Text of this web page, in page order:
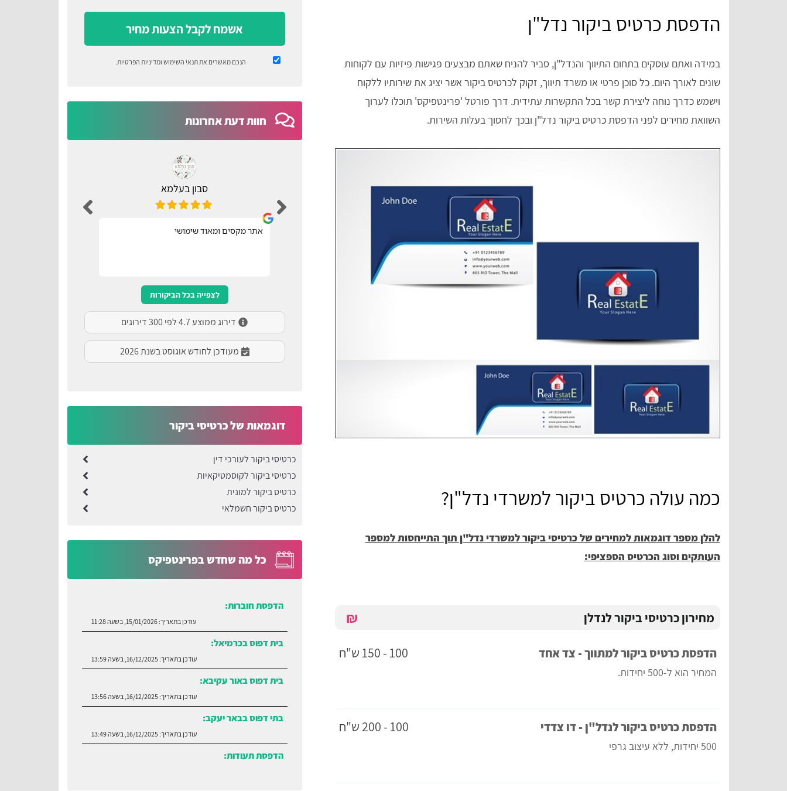
הדפסת כרטיס ביקור נדל"ן
במידה ואתם עוסקים בתחום התיווך והנדל"ן, סביר להניח שאתם מבצעים פגישות פיזיות עם לקוחות
שונים לאורך היום. כל סוכן פרטי או משרד תיווך, זקוק לכרטיס ביקור אשר יציג את שירותיו ללקוח
וישמש כדרך נוחה ליצירת קשר בכל התקשרות עתידית. דרך פורטל 'פרינטפיקס' תוכלו לערוך
השוואת מחירים לפני הדפסת כרטיס ביקור נדל"ן ובכך לחסוך בעלות השירות.
כמה עולה כרטיס ביקור למשרדי נדל"ן?
להלן מספר דוגמאות למחירים של כרטיסי ביקור למשרדי נדל"ן תוך התייחסות למספר
העותקים וסוג הכרטיס הספציפי:
₪ מחירון כרטיסי ביקור לנדלן
הדפסת כרטיס ביקור למתווך - צד אחד
המחיר הוא ל-500 יחידות.
100 - 150 ש"ח
הדפסת כרטיס ביקור לנדל"ן - דו צדדי
500 יחידות, ללא עיצוב גרפי
100 - 200 ש"ח
אשמח לקבל הצעות מחיר
הנכם מאשרים אתתנאי השימוש ומדיניות הפרטיות.
חוות דעת אחרונות
סבון בעלמא
אתר מקסים ומאוד שימושי
Ayelet Nativ
אתר נגיש וברור
אתר מסודר ומאורגן עם שלל הסברים מפורטים
על סוגי ההדפסה\יצירה
לצפייה בכל הביקורות
דירוג ממוצע 4.7 לפי 300 דירוגים
מעודכן לחודש אוגוסט בשנת 2026
דוגמאות של כרטיסי ביקור
כרטיסי ביקור לעורכי דין
כרטיסי ביקור לקוסמטיקאיות
כרטיס ביקור למונית
כרטיס ביקור חשמלאי
כל מה שחדש בפרינטפיקס
הדפסת חוברות:
עודכן בתאריך:15/01/2026, בשעה 11:28
בית דפוס בכרמיאל:
עודכן בתאריך:16/12/2025, בשעה 13:59
בית דפוס באור עקיבא:
עודכן בתאריך:16/12/2025, בשעה 13:56
בתי דפוס בבאר יעקב:
עודכן בתאריך:16/12/2025, בשעה 13:49
הדפסת תעודות: